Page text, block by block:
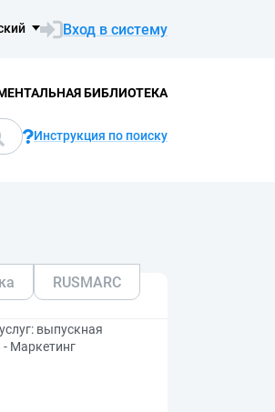
Вход в систему
БИБЛИОТЕКА
Инструкция по поиску
RUSMARC
выпускная
Маркетинг